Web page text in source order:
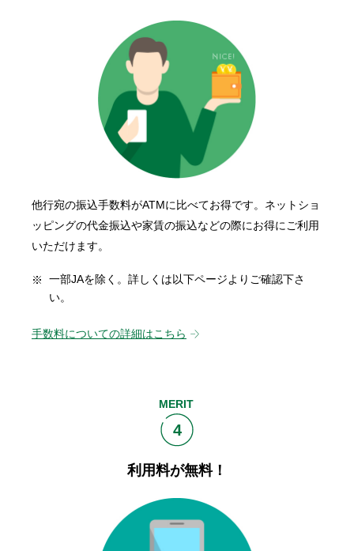
他行宛の振込手数料がATMに比べてお得です。ネットショ
ッピングの代金振込や家賃の振込などの際にお得にご利用
いただけます。
一部JAを除く。詳しくは以下ページよりご確認下さ
い。
手数料についての詳細はこちら
MERIT
4
利用料が無料！